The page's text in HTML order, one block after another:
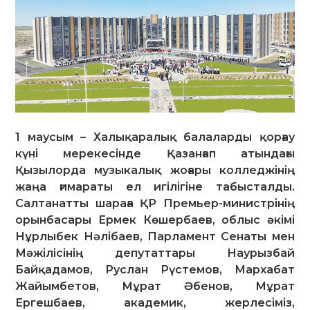
1 маусым – Халықаралық балаларды қорғау
күні мерекесінде Қазанғап атындағы
Қызылорда музыкалық жоғары колледжінің
жаңа ғимараты ел игілігіне табысталды.
Салтанатты шараға ҚР Премьер-министрінің
орынбасары Ермек Көшербаев, облыс әкімі
Нұрлыбек Нәлібаев, Парламент Сенаты мен
Мәжілісінің депутаттары Наурызбай
Байқадамов, Руслан Рүстемов, Мархабат
Жайымбетов, Мұрат Әбенов, Мұрат
Ергешбаев, академик, жерлесіміз,